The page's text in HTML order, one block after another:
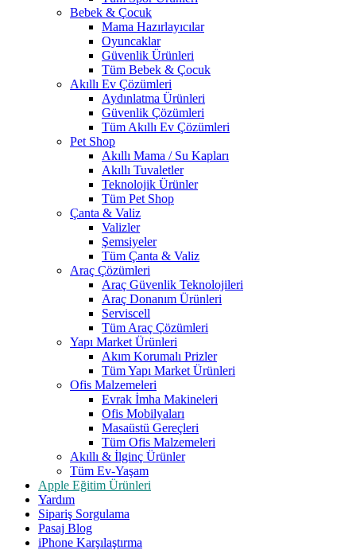
Bebek & Çocuk
Mama Hazırlayıcılar
Oyuncaklar
Güvenlik Ürünleri
Tüm Bebek & Çocuk
Akıllı Ev Çözümleri
Aydınlatma Ürünleri
Güvenlik Çözümleri
Tüm Akıllı Ev Çözümleri
Pet Shop
Akıllı Mama / Su Kapları
Akıllı Tuvaletler
Teknolojik Ürünler
Tüm Pet Shop
Çanta & Valiz
Valizler
Şemsiyeler
Tüm Çanta & Valiz
Araç Çözümleri
Araç Güvenlik Teknolojileri
Araç Donanım Ürünleri
Serviscell
Tüm Araç Çözümleri
Yapı Market Ürünleri
Akım Korumalı Prizler
Tüm Yapı Market Ürünleri
Ofis Malzemeleri
Evrak İmha Makineleri
Ofis Mobilyaları
Masaüstü Gereçleri
Tüm Ofis Malzemeleri
Akıllı & İlginç Ürünler
Tüm Ev-Yaşam
Apple Eğitim Ürünleri
Yardım
Sipariş Sorgulama
Pasaj Blog
iPhone Karşılaştırma